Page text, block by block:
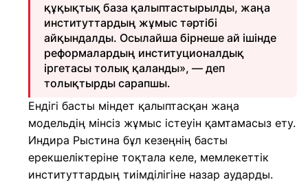
құқықтық база қалыптастырылды, жаңа
институттардың жұмыс тәртібі
айқындалды. Осылайша бірнеше ай ішінде
реформалардың институционалдық
іргетасы толық қаланды», — деп
толықтырды сарапшы.
Ендігі басты міндет қалыптасқан жаңа
модельдің мінсіз жұмыс істеуін қамтамасыз ету.
Индира Рыстина бұл кезеңнің басты
ерекшеліктеріне тоқтала келе, мемлекеттік
институттардың тиімділігіне назар аударды.